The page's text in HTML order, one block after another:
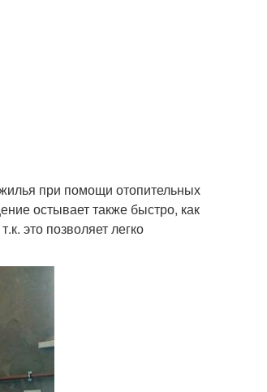
при помощи отопительных
остывает также быстро, как
это позволяет легко